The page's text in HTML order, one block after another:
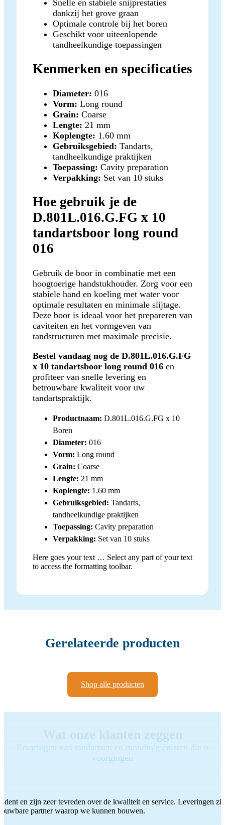
Snelle en stabiele snijprestaties
dankzij het grove graan
Optimale controle bij het boren
Geschikt voor uiteenlopende
tandheelkundige toepassingen
Kenmerken en specificaties
Diameter: 016
Vorm: Long round
Grain: Coarse
Lengte: 21 mm
Koplengte: 1.60 mm
Gebruiksgebied: Tandarts,
tandheelkundige praktijken
Toepassing: Cavity preparation
Verpakking: Set van 10 stuks
Hoe gebruik je de
D.801L.016.G.FG x 10
tandartsboor long round
016
Gebruik de boor in combinatie met een
hoogtoerige handstukhouder. Zorg voor een
stabiele hand en koeling met water voor
optimale resultaten en minimale slijtage.
Deze boor is ideaal voor het prepareren van
caviteiten en het vormgeven van
tandstructuren met maximale precisie.
Bestel vandaag nog de D.801L.016.G.FG
x 10 tandartsboor long round 016 en
profiteer van snelle levering en
betrouwbare kwaliteit voor uw
tandartspraktijk.
Productnaam: D.801L.016.G.FG x 10
Boren
Diameter: 016
Vorm: Long round
Grain: Coarse
Lengte: 21 mm
Koplengte: 1.60 mm
Gebruiksgebied: Tandarts,
tandheelkundige praktijken
Toepassing: Cavity preparation
Verpakking: Set van 10 stuks
Here goes your text … Select any part of your text
to access the formatting toolbar.
Gerelateerde producten
Shop alle producten
Ervaringen van tandartsen en mondhygiënisten die u
voorgingen
en zijn zeer tevreden over de kwaliteit en service. Leveringen
partner waarop we kunnen bouwen.